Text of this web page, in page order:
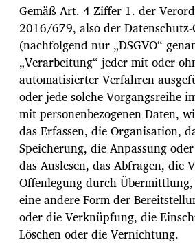
Gemäß Art. 4 Ziffer 1. der
2016/679, also der
(nachfolgend nur „DSGVO“
„Verarbeitung“ jeder mit oder
automatisierter Verfahren
oder jede solche Vorgangsreihe
mit personenbezogenen Daten,
das Erfassen, die Organisation,
Speicherung, die Anpassung
das Auslesen, das Abfragen, die
Offenlegung durch
eine andere Form der
oder die Verknüpfung, die
Löschen oder die Vernichtung.